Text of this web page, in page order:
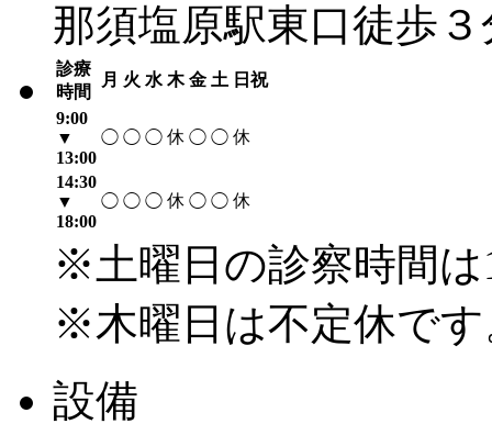
那須塩原駅東口徒歩３
診療
時間
月 火 水 木 金 土 日祝
9:00
▼
13:00
◯ ◯ ◯ 休 ◯ ◯ 休
14:30
▼
18:00
◯ ◯ ◯ 休 ◯ ◯ 休
※土曜日の診察時間
※木曜日は不定休で
設備